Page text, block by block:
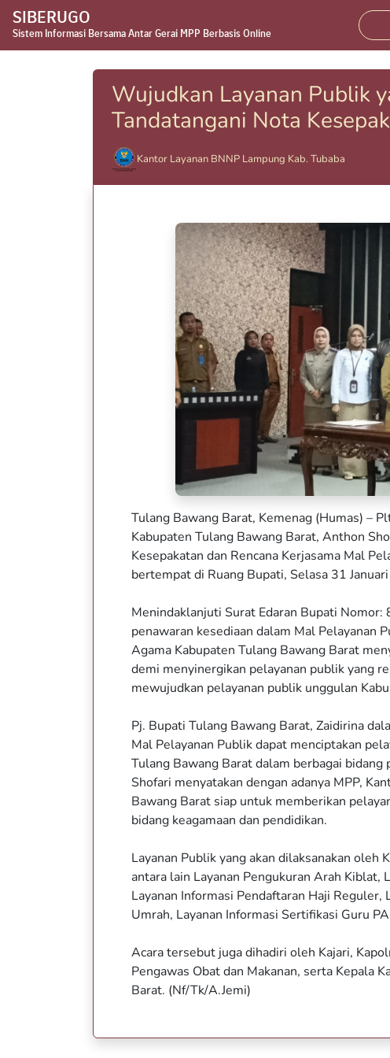
SIBERUGO
Sistem Informasi Bersama Antar Gerai MPP Berbasis Online
Wujudkan Layanan Publik
Tandatangani Nota
Kantor Layanan BNNP Lampung Kab. Tubaba
Tulang Bawang Barat, Kemenag (Humas) –
Kabupaten Tulang Bawang Barat, Anthon
Kesepakatan dan Rencana Kerjasama Mal
bertempat di Ruang Bupati, Selasa 31
Menindaklanjuti Surat Edaran Bupati
penawaran kesediaan dalam Mal Pelayanan
Agama Kabupaten Tulang Bawang Barat
demi menyinergikan pelayanan publik yang
mewujudkan pelayanan publik unggulan
Pj. Bupati Tulang Bawang Barat, Zaidirina
Mal Pelayanan Publik dapat menciptakan
Tulang Bawang Barat dalam berbagai
Shofari menyatakan dengan adanya MPP,
Bawang Barat siap untuk memberikan
bidang keagamaan dan pendidikan.
Layanan Publik yang akan dilaksanakan oleh
antara lain Layanan Pengukuran Arah Kiblat,
Layanan Informasi Pendaftaran Haji Reguler,
Umrah, Layanan Informasi Sertifikasi Guru
Acara tersebut juga dihadiri oleh Kajari,
Pengawas Obat dan Makanan, serta Kepala
Barat. (Nf/Tk/A.Jemi)